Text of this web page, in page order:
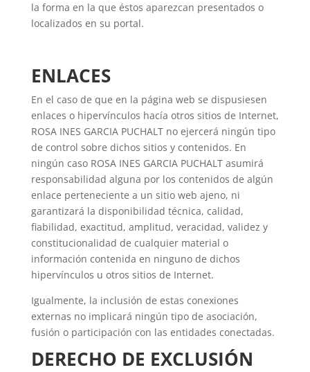
la forma en la que éstos aparezcan presentados o
localizados en su portal.
ENLACES
En el caso de que en la página web se dispusiesen
enlaces o hipervínculos hacía otros sitios de Internet,
ROSA INES GARCIA PUCHALT no ejercerá ningún tipo
de control sobre dichos sitios y contenidos. En
ningún caso ROSA INES GARCIA PUCHALT asumirá
responsabilidad alguna por los contenidos de algún
enlace perteneciente a un sitio web ajeno, ni
garantizará la disponibilidad técnica, calidad,
fiabilidad, exactitud, amplitud, veracidad, validez y
constitucionalidad de cualquier material o
información contenida en ninguno de dichos
hipervínculos u otros sitios de Internet.
Igualmente, la inclusión de estas conexiones
externas no implicará ningún tipo de asociación,
fusión o participación con las entidades conectadas.
DERECHO DE EXCLUSIÓN